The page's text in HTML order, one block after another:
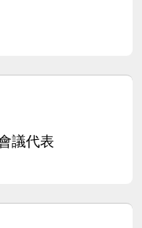
議代表